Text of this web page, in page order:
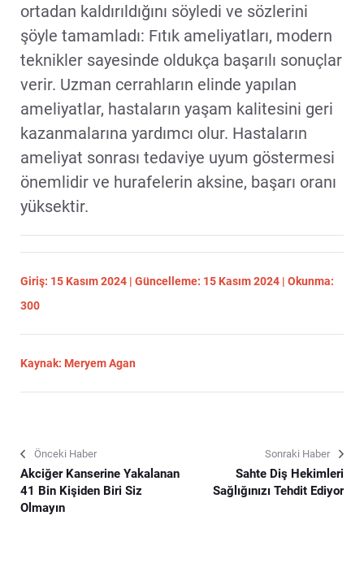
ortadan kaldırıldığını söyledi ve sözlerini
şöyle tamamladı: Fıtık ameliyatları, modern
teknikler sayesinde oldukça başarılı sonuçlar
verir. Uzman cerrahların elinde yapılan
ameliyatlar, hastaların yaşam kalitesini geri
kazanmalarına yardımcı olur. Hastaların
ameliyat sonrası tedaviye uyum göstermesi
önemlidir ve hurafelerin aksine, başarı oranı
yüksektir.
Giriş: 15 Kasım 2024 | Güncelleme: 15 Kasım 2024 | Okunma:
300
Kaynak: Meryem Agan
Önceki Haber
Akciğer Kanserine Yakalanan
41 Bin Kişiden Biri Siz
Olmayın
Sonraki Haber
Sahte Diş Hekimleri
Sağlığınızı Tehdit Ediyor